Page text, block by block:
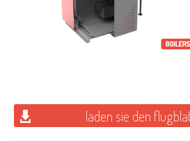
laden sie den